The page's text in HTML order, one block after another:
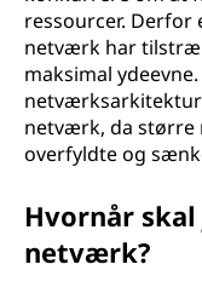
ressourcer.
netværk har
maksimal
netværk, da
overfyldte og
Hvornår
netværk?